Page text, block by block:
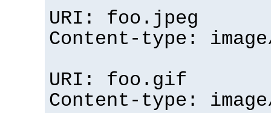
URI: foo.jpeg
Content-type:
URI: foo.gif
Content-type: